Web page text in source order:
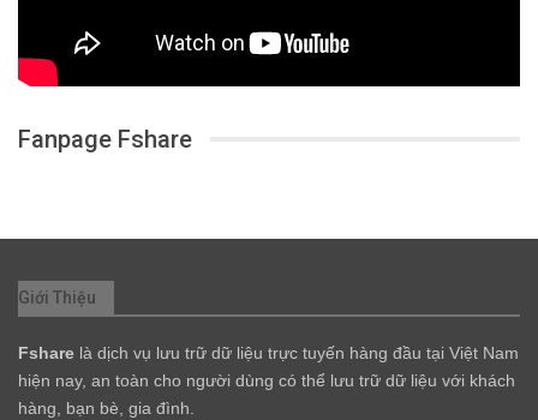
Fanpage Fshare
Giới Thiệu
Fshare là dịch vụ lưu trữ dữ liệu trực tuyến hàng đầu tại Việt Nam
hiện nay, an toàn cho người dùng có thể lưu trữ dữ liệu với khách
hàng, bạn bè, gia đình.